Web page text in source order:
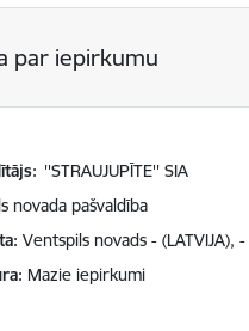
par iepirkumu
''STRAUJUPĪTE'' SIA
novada pašvaldība
Ventspils novads - (LATVIJA), -
Mazie iepirkumi